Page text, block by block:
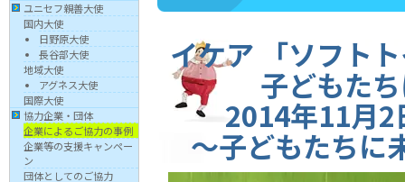
ユニセフ親善大使
国内大使
日野原大使
長谷部大使
地域大使
アグネス大使
国際大使
協力企業・団体
企業によるご協力の事例
企業等の支援キャンペー
ン
団体としてのご協力
イケア 「ソフト
子どもた
2014年11月
〜子どもたちに